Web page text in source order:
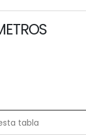
tabla